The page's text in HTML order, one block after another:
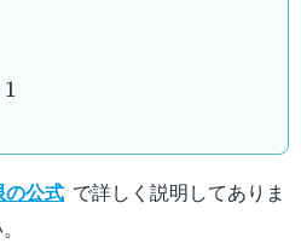
1
の公式 で詳しく説明してありま